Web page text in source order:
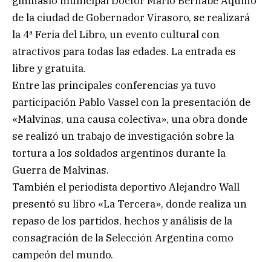
de la ciudad de Gobernador Virasoro, se realizará
la 4ª Feria del Libro, un evento cultural con
atractivos para todas las edades. La entrada es
libre y gratuita.
Entre las principales conferencias ya tuvo
participación Pablo Vassel con la presentación de
«Malvinas, una causa colectiva», una obra donde
se realizó un trabajo de investigación sobre la
tortura a los soldados argentinos durante la
Guerra de Malvinas.
También el periodista deportivo Alejandro Wall
presentó su libro «La Tercera», donde realiza un
repaso de los partidos, hechos y análisis de la
consagración de la Selección Argentina como
campeón del mundo.